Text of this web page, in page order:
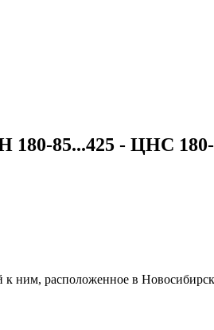
85...425 - ЦНС 180-